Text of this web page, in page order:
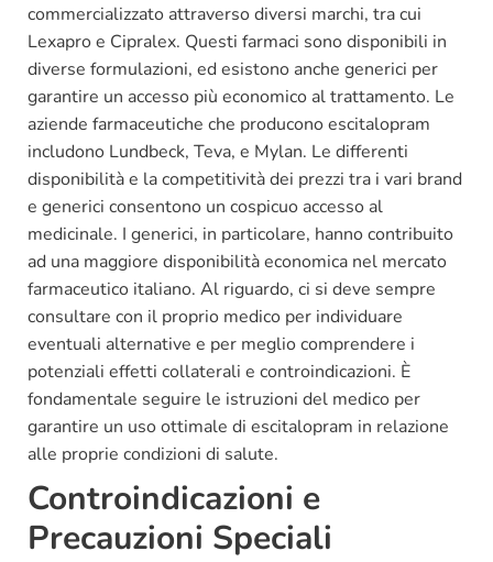
commercializzato attraverso diversi marchi, tra cui
Lexapro e Cipralex. Questi farmaci sono disponibili in
diverse formulazioni, ed esistono anche generici per
garantire un accesso più economico al trattamento. Le
aziende farmaceutiche che producono escitalopram
includono Lundbeck, Teva, e Mylan. Le differenti
disponibilità e la competitività dei prezzi tra i vari brand
e generici consentono un cospicuo accesso al
medicinale. I generici, in particolare, hanno contribuito
ad una maggiore disponibilità economica nel mercato
farmaceutico italiano. Al riguardo, ci si deve sempre
consultare con il proprio medico per individuare
eventuali alternative e per meglio comprendere i
potenziali effetti collaterali e controindicazioni. È
fondamentale seguire le istruzioni del medico per
garantire un uso ottimale di escitalopram in relazione
alle proprie condizioni di salute.
Controindicazioni e
Precauzioni Speciali